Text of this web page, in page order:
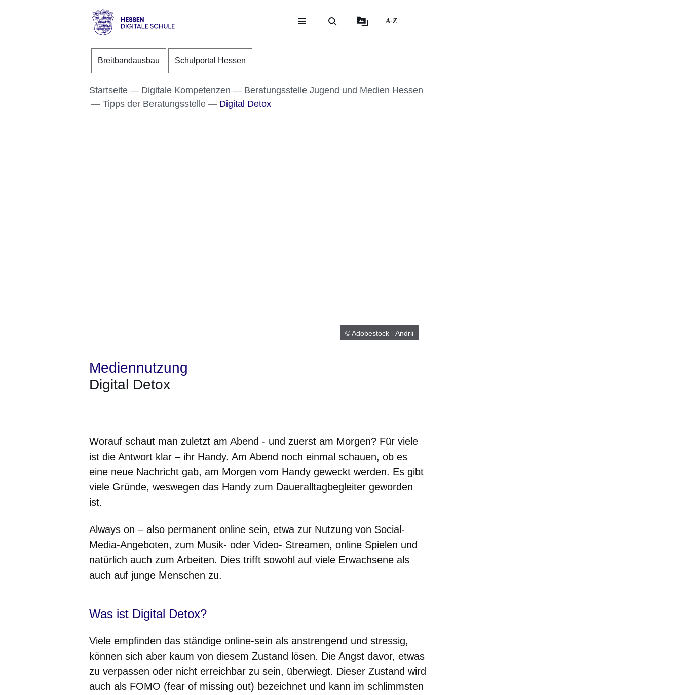
Direkt zum Kopf der Seite
Direkt zum Inhalt
Direkt zum Fuß der Seite
Digitale
A-Z
Breitbandausbau Schulportal Hessen
Startseite Digitale Kompetenzen
Beratungsstelle Jugend und Medien Hessen
Tipps der Beratungsstelle
Digital Detox
© Adobestock - Andrii
Mediennutzung
Digital Detox
Worauf schaut man zuletzt am Abend - und zuerst am Morgen? Für viele
ist die Antwort klar – ihr Handy. Am Abend noch einmal schauen, ob es
eine neue Nachricht gab, am Morgen vom Handy geweckt werden. Es gibt
viele Gründe, weswegen das Handy zum Daueralltagbegleiter geworden
ist.
Always on – also permanent online sein, etwa zur Nutzung von Social-
Media-Angeboten, zum Musik- oder Video- Streamen, online Spielen und
natürlich auch zum Arbeiten. Dies trifft sowohl auf viele Erwachsene als
auch auf junge Menschen zu.
Was ist Digital Detox?
Viele empfinden das ständige online-sein als anstrengend und stressig,
können sich aber kaum von diesem Zustand lösen. Die Angst davor, etwas
zu verpassen oder nicht erreichbar zu sein, überwiegt. Dieser Zustand wird
auch als FOMO (fear of missing out) bezeichnet und kann im schlimmsten